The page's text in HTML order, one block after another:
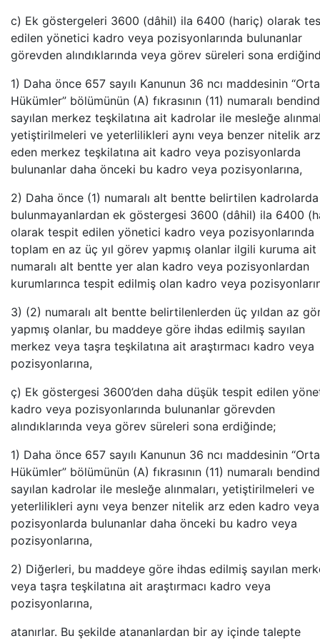
c) Ek göstergeleri 3600 (dâhil) ila 6400 (hariç) olarak
edilen yönetici kadro veya pozisyonlarında bulunanlar
görevden alındıklarında veya görev süreleri sona
1) Daha önce 657 sayılı Kanunun 36 ncı maddesinin
Hükümler” bölümünün (A) fıkrasının (11) numaralı
sayılan merkez teşkilatına ait kadrolar ile mesleğe
yetiştirilmeleri ve yeterlilikleri aynı veya benzer nitelik arz
eden merkez teşkilatına ait kadro veya pozisyonlarda
bulunanlar daha önceki bu kadro veya pozisyonlarına,
2) Daha önce (1) numaralı alt bentte belirtilen kadrolarda
bulunmayanlardan ek göstergesi 3600 (dâhil) ila 6400
olarak tespit edilen yönetici kadro veya pozisyonlarında
toplam en az üç yıl görev yapmış olanlar ilgili kuruma ait
numaralı alt bentte yer alan kadro veya pozisyonlardan
kurumlarınca tespit edilmiş olan kadro veya
3) (2) numaralı alt bentte belirtilenlerden üç yıldan az
yapmış olanlar, bu maddeye göre ihdas edilmiş sayılan
merkez veya taşra teşkilatına ait araştırmacı kadro veya
pozisyonlarına,
ç) Ek göstergesi 3600’den daha düşük tespit edilen
kadro veya pozisyonlarında bulunanlar görevden
alındıklarında veya görev süreleri sona erdiğinde;
1) Daha önce 657 sayılı Kanunun 36 ncı maddesinin
Hükümler” bölümünün (A) fıkrasının (11) numaralı
sayılan kadrolar ile mesleğe alınmaları, yetiştirilmeleri ve
yeterlilikleri aynı veya benzer nitelik arz eden kadro veya
pozisyonlarda bulunanlar daha önceki bu kadro veya
pozisyonlarına,
2) Diğerleri, bu maddeye göre ihdas edilmiş sayılan
veya taşra teşkilatına ait araştırmacı kadro veya
pozisyonlarına,
atanırlar. Bu şekilde atananlardan bir ay içinde talepte